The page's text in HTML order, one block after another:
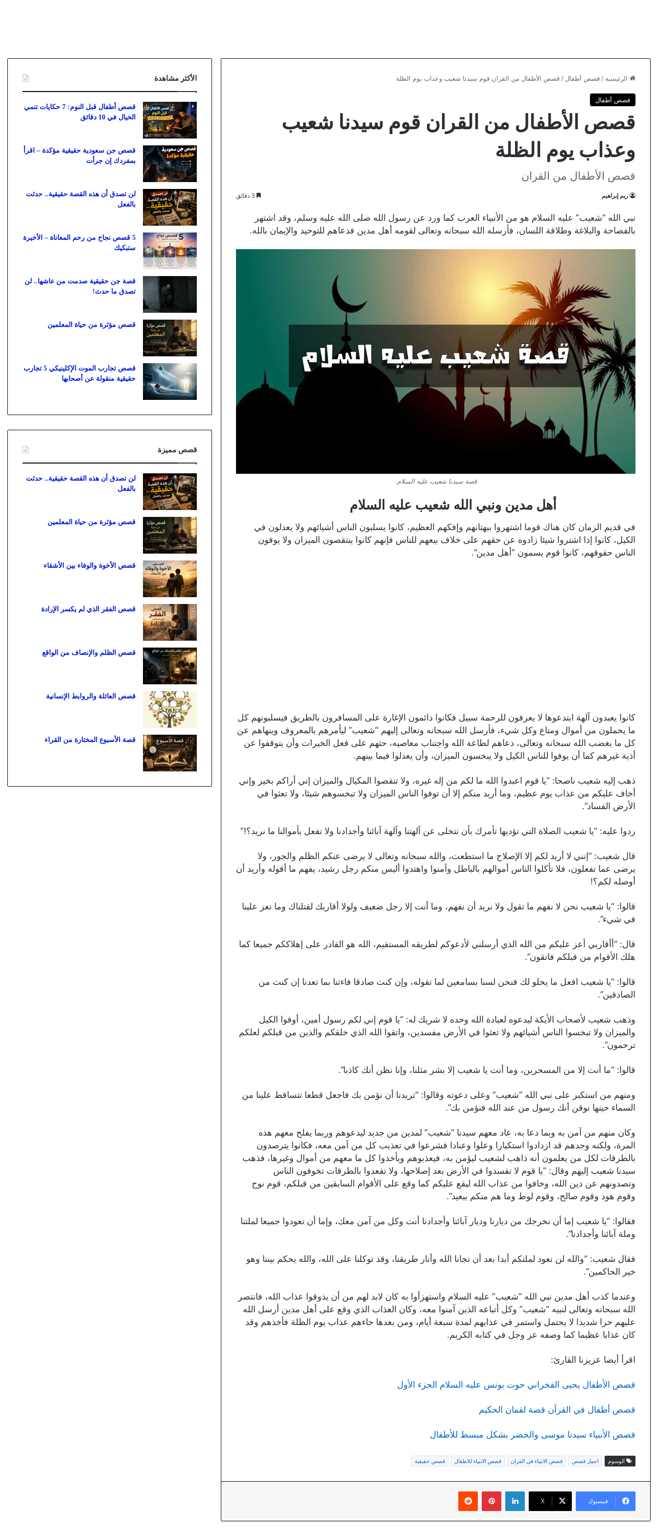
الرئيسية / قصص أطفال / قصص الأطفال من القران قوم سيدنا شعيب وعذاب يوم الظلة
قصص أطفال
قصص الأطفال من القران قوم سيدنا شعيب
وعذاب يوم الظلة
قصص الأطفال من القران
ريم إبراهيم
نبي الله “شعيب” عليه السلام هو من الأنبياء العرب كما ورد عن رسول الله صلى الله عليه وسلم، وقد اشتهر
بالفصاحة والبلاغة وطلاقة اللسان، فأرسله الله سبحانه وتعالى لقومه أهل مدين فدعاهم للتوحيد والإيمان بالله.
قصة سيدنا شعيب عليه السلام.
أهل مدين ونبي الله شعيب عليه السلام
في قديم الزمان كان هناك قوما اشتهروا ببهتانهم وإفكهم العظيم، كانوا يسلبون الناس أشيائهم ولا يعدلون في
الكيل، كانوا إذا اشتروا شيئا زادوه عن حقهم على خلاف بيعهم للناس فإنهم كانوا ينتقصون الميزان ولا يوفون
الناس حقوقهم، كانوا قوم يسمون “أهل مدين”.
كانوا يعبدون آلهة ابتدعوها لا يعرفون للرحمة سبيل فكانوا دائمون الإغارة على المسافرون بالطريق فيسلبونهم كل
ما يحملون من أموال ومتاع وكل شيء، فأرسل الله سبحانه وتعالى إليهم “شعيب” ليأمرهم بالمعروف وينهاهم عن
كل ما يغضب الله سبحانه وتعالى، دعاهم لطاعة الله واجتناب معاصيه، حثهم على فعل الخيرات وأن يتوقفوا عن
أذية غيرهم كما أن يوفوا للناس الكيل ولا يبخسون الميزان، وأن يعدلوا فيما بينهم.
ذهب إليه شعيب ناصحا: “يا قوم اعبدوا الله ما لكم من إله غيره، ولا تنقصوا المكيال والميزان إني أراكم بخير وإني
أخاف عليكم من عذاب يوم عظيم، وما أريد منكم إلا أن توفوا الناس الميزان ولا تبخسوهم شيئا، ولا تعثوا في
الأرض الفساد”.
ردوا عليه: “يا شعيب الصلاة التي تؤديها تأمرك بأن نتخلى عن آلهتنا وآلهة آبائنا وأجدادنا ولا نفعل بأموالنا ما نريد؟!”
قال شعيب: “إنني لا أريد لكم إلا الإصلاح ما استطعت، والله سبحانه وتعالى لا يرضى عنكم الظلم والجور، ولا
يرضى عما تفعلون، فلا تأكلوا الناس أموالهم بالباطل وآمنوا واهتدوا أليس منكم رجل رشيد، يفهم ما أقوله وأريد أن
أوصله لكم؟!
قالوا: “يا شعيب نحن لا نفهم ما تقول ولا نريد أن نفهم، وما أنت إلا رجل ضعيف ولولا أقاربك لقتلناك وما تعز علينا
في شيء”.
قال: “أأقاربي أعز عليكم من الله الذي أرسلني لأدعوكم لطريقه المستقيم، الله هو القادر على إهلاككم جميعا كما
هلك الأقوام من قبلكم فاتقون”.
قالوا: “يا شعيب افعل ما يحلو لك فنحن لسنا بسامعين لما تقوله، وإن كنت صادقا فاءتنا بما تعدنا إن كنت من
الصادقين”.
وذهب شعيب لأصحاب الأيكة ليدعوه لعبادة الله وحده لا شريك له: “يا قوم إني لكم رسول أمين، أوفوا الكيل
والميزان ولا تبخسوا الناس أشيائهم ولا تعثوا في الأرض مفسدين، واتقوا الله الذي خلقكم والذين من قبلكم لعلكم
ترحمون”.
قالوا: “ما أنت إلا من المسحرين، وما أنت يا شعيب إلا بشر مثلنا، وإنا نظن أنك كاذبا”.
ومنهم من استكبر على نبي الله “شعيب” وعلى دعوته وقالوا: “تريدنا أن نؤمن بك فاجعل قطعا تتساقط علينا من
السماء حينها نوقن أنك رسول من عند الله فنؤمن بك”.
وكان منهم من آمن به وبما دعا به، عاد معهم سيدنا “شعيب” لمدين من جديد ليدعوهم وربما يفلح معهم هذه
المرة، ولكنه وجدهم قد ازدادوا استكبارا وعلوا وعنادا فشرعوا في تعذيب كل من آمن معه، فكانوا يترصدون
بالطرقات لكل من يعلمون أنه ذاهب لشعيب ليؤمن به، فيعذبوهم ويأخذوا كل ما معهم من أموال وغيرها، فذهب
سيدنا شعيب إليهم وقال: “يا قوم لا تفسدوا في الأرض بعد إصلاحها، ولا تقعدوا بالطرقات تخوفون الناس
وتصدونهم عن دين الله، وخافوا من عذاب الله ليقع عليكم كما وقع على الأقوام السابقين من قبلكم، قوم نوح
وقوم هود وقوم صالح، وقوم لوط وما هم منكم ببعيد”.
فقالوا: “يا شعيب إما أن نخرجك من ديارنا وديار آبائنا وأجدادنا أنت وكل من آمن معك، وإما أن تعودوا جميعا لملتنا
وملة آبائنا وأجدادنا”.
فقال شعيب: “والله لن نعود لملتكم أبدا بعد أن نجانا الله وأنار طريقنا، وقد توكلنا على الله، والله يحكم بيننا وهو
خير الحاكمين”.
وعندما كذب أهل مدين نبي الله “شعيب” عليه السلام واستهزأوا به كان لابد لهم من أن يذوقوا عذاب الله، فانتصر
الله سبحانه وتعالى لنبيه “شعيب” وكل أتباعه الذين آمنوا معه، وكان العذاب الذي وقع على أهل مدين أرسل الله
عليهم حرا شديدا لا يحتمل واستمر في عذابهم لمدة سبعة أيام، ومن بعدها جاءهم عذاب يوم الظلة فأخذهم وقد
كان عذابا عظيما كما وصفه عز وجل في كتابه الكريم.
اقرأ أيضا عزيزنا القارئ:
قصص الأطفال يحيى الفخراني حوت يونس عليه السلام الجزء الأول
قصص أطفال في القرآن قصة لقمان الحكيم
قصص الأنبياء سيدنا موسى والخضر بشكل مبسط للأطفال
الوسوم اجمل قصص قصص الانبياء في القران قصص الانبياء للاطفال قصص حقيقية
فيسبوك X
لينكدإن بينتيريست
الأكثر مشاهدة
قصص أطفال قبل النوم: 7 حكايات تنمي
الخيال في 10 دقائق
قصص جن سعودية حقيقية مؤكدة – اقرأ
بمفردك إن جرأت
لن تصدق أن هذه القصة حقيقية.. حدثت
بالفعل
5 قصص نجاح من رحم المعاناة – الأخيرة
ستبكيك
قصة جن حقيقية صدمت من عاشها.. لن
تصدق ما حدث!
قصص مؤثرة من حياة المعلمين
قصص تجارب الموت الإكلينيكي 5 تجارب
حقيقية منقولة عن أصحابها
قصص مميزة
لن تصدق أن هذه القصة حقيقية.. حدثت
بالفعل
قصص مؤثرة من حياة المعلمين
قصص الأخوة والوفاء بين الأشقاء
قصص الفقر الذي لم يكسر الإرادة
قصص الظلم والإنصاف من الواقع
قصص العائلة والروابط الإنسانية
قصة الأسبوع المختارة من القراء